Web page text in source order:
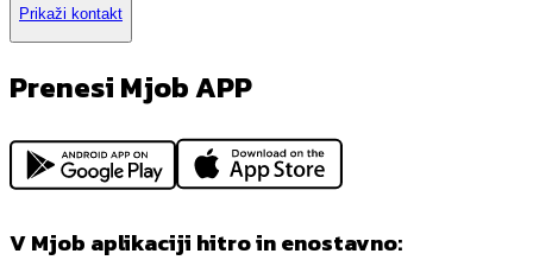
Prikaži kontakt
Prenesi Mjob APP
V Mjob aplikaciji hitro in enostavno: